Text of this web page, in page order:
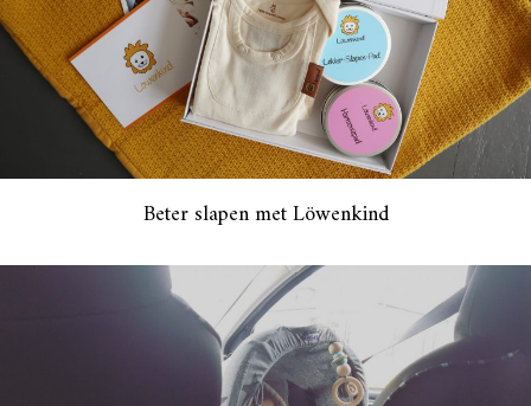
Beter slapen met Löwenkind